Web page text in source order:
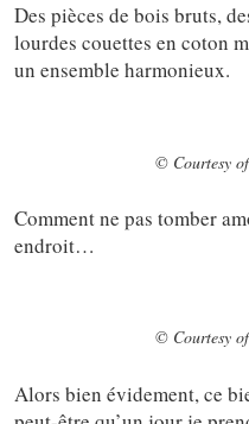
Des pièces de bois bruts,
lourdes couettes en coton
un ensemble harmonieux.
© Courtesy
Comment ne pas tomber
endroit…
© Courtesy
Alors bien évidement, ce